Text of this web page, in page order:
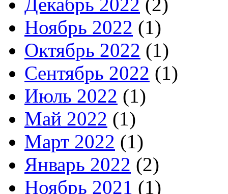
Ноябрь 2022 (1)
Октябрь 2022 (1)
Сентябрь 2022 (1)
Июль 2022 (1)
Май 2022 (1)
Март 2022 (1)
Январь 2022 (2)
Ноябрь 2021 (1)